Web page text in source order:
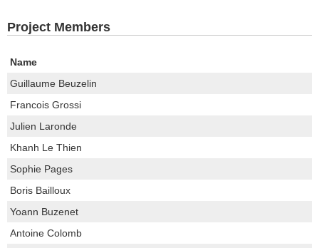
Project Members
Name
Guillaume Beuzelin
Francois Grossi
Julien Laronde
Khanh Le Thien
Sophie Pages
Boris Bailloux
Yoann Buzenet
Antoine Colomb